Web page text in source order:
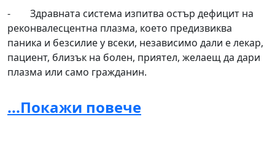
- Здравната система изпитва остър дефицит на
реконвалесцентна плазма, което предизвиква
паника и безсилие у всеки, независимо дали е лекар,
пациент, близък на болен, приятел, желаещ да дари
плазма или само гражданин.
нуждаещ се от нея.
...Покажи повече